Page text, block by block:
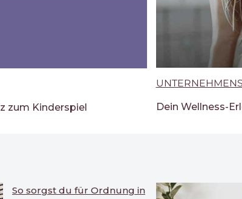
zum Kinderspiel Dein Wellness-
So sorgst du für Ordnung in